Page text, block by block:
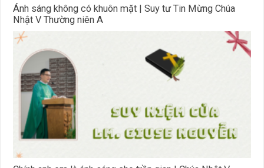
Ánh sáng không có khuôn mặt | Suy tư Tin Mừng Chúa
Nhật V Thường niên A